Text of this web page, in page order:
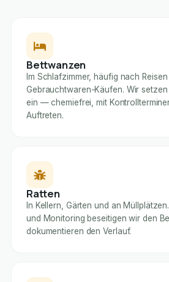
Bettwanzen
Im Schlafzimmer, häufig nach
Gebrauchtwaren-Käufen. Wir
ein — chemiefrei, mit
Auftreten.
Ratten
In Kellern, Gärten und an
und Monitoring beseitigen wir den
dokumentieren den Verlauf.